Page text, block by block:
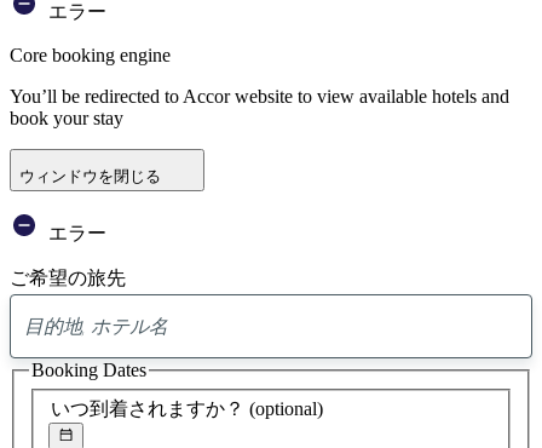
エラー
Core booking engine
You’ll be redirected to Accor website to view available hotels and
book your stay
ウィンドウを閉じる
エラー
ご希望の旅先
ア
ド
バ
イ
いつ到着されますか？ (optional)
Booking Dates